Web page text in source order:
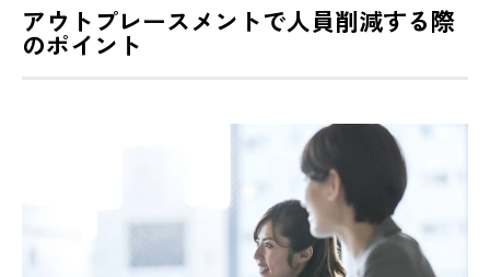
アウトプレースメントで人員削減する際
のポイント